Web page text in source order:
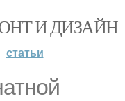
И ДИЗАЙН
статьи